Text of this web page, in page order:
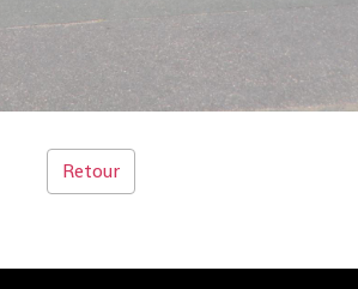
Retour